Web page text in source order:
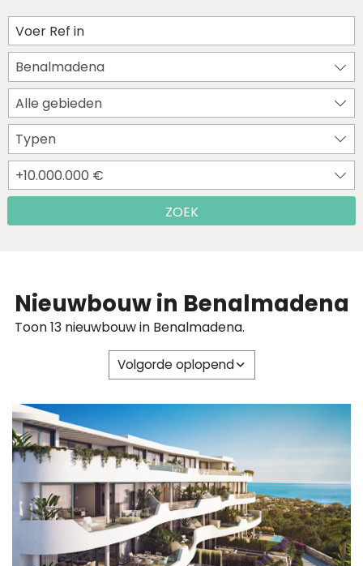
Benalmadena
Alle gebieden
Typen
+10.000.000 €
ZOEK
Nieuwbouw in Benalmadena
Toon 13 nieuwbouw in Benalmadena.
Volgorde oplopend